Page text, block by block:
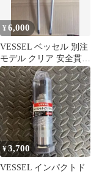
¥6,000
VESSEL ベッセル 別注
モデル クリア 安全貫通
ドライバー 2本セット
¥3,700
VESSEL インパクトド